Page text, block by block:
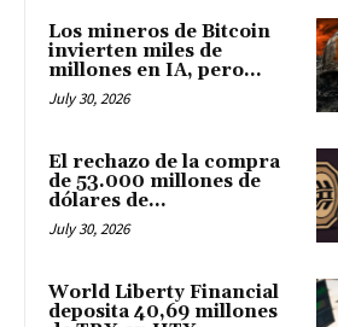
Los mineros de Bitcoin
invierten miles de
millones en IA, pero...
July 30, 2026
El rechazo de la compra
de 53.000 millones de
dólares de...
July 30, 2026
World Liberty Financial
deposita 40,69 millones